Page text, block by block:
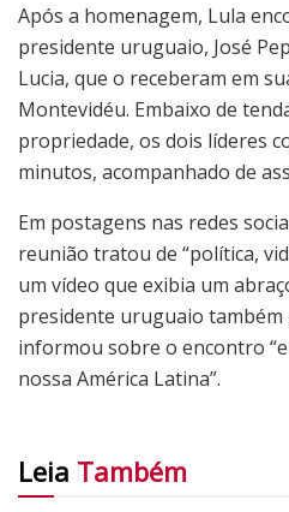
Após a homenagem, Lula
presidente uruguaio, José
Lucia, que o receberam em
Montevidéu. Embaixo de
propriedade, os dois líderes
minutos, acompanhado de
Em postagens nas redes
reunião tratou de “política,
um vídeo que exibia um
presidente uruguaio
informou sobre o encontro
nossa América Latina”.
Leia Também